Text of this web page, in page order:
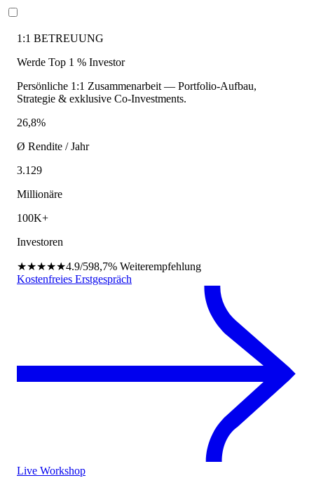
1:1 BETREUUNG
Werde Top 1 % Investor
Persönliche 1:1 Zusammenarbeit — Portfolio-Aufbau,
Strategie & exklusive Co-Investments.
26,8%
Ø Rendite / Jahr
3.129
Millionäre
100K+
Investoren
★★★★★4.9/598,7% Weiterempfehlung
Kostenfreies Erstgespräch
Live Workshop